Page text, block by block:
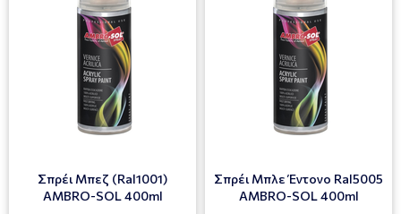
Σπρέι Μπεζ (Ral1001)
AMBRO-SOL 400ml
Σπρέι Μπλε Έντονο Ral5005
AMBRO-SOL 400ml